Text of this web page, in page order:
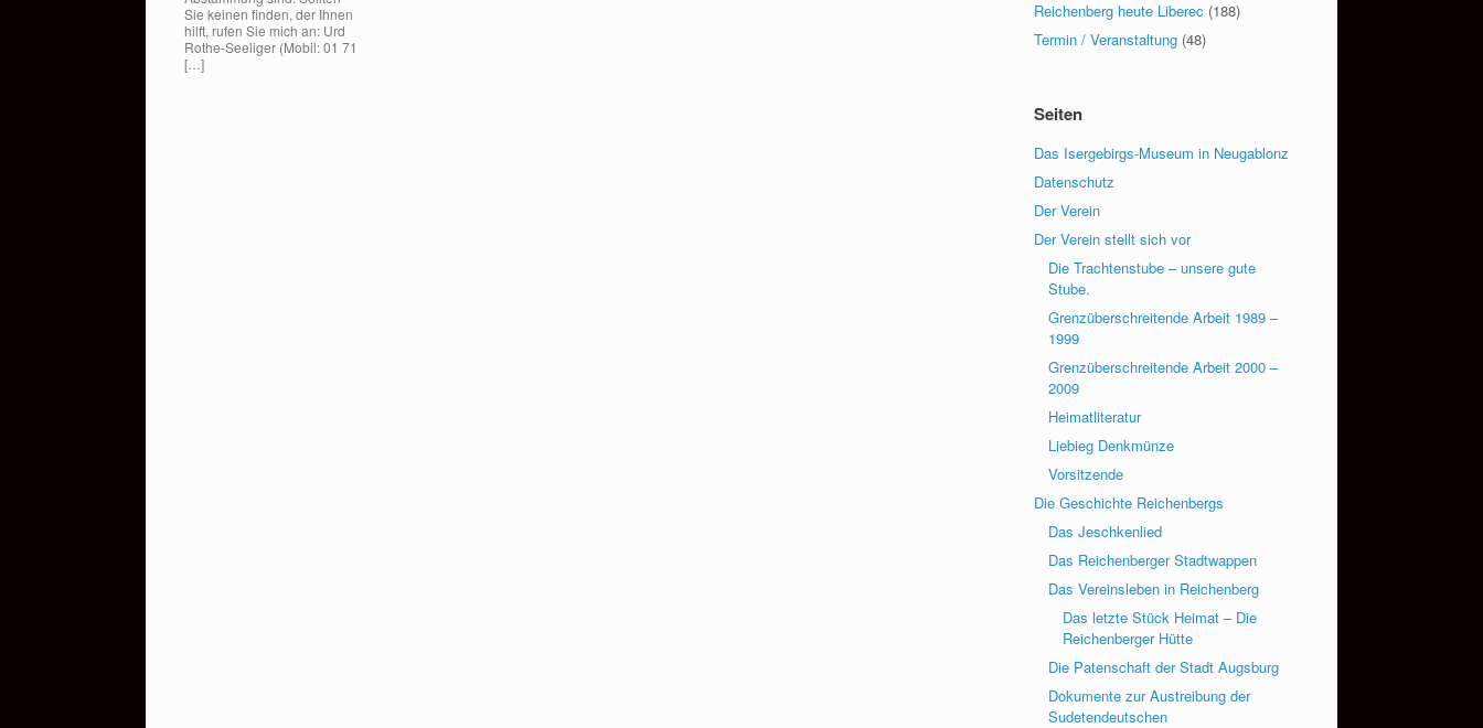
Sie keinen finden, der Ihnen
hilft, rufen Sie mich an: Urd
Rothe-Seeliger (Mobil: 01 71
[…]
Reichenberg heute Liberec (188)
Termin / Veranstaltung (48)
Seiten
Das Isergebirgs-Museum in Neugablonz
Datenschutz
Der Verein
Der Verein stellt sich vor
Die Trachtenstube – unsere gute
Stube.
Grenzüberschreitende Arbeit 1989 –
1999
Grenzüberschreitende Arbeit 2000 –
2009
Heimatliteratur
Liebieg Denkmünze
Vorsitzende
Die Geschichte Reichenbergs
Das Jeschkenlied
Das Reichenberger Stadtwappen
Das Vereinsleben in Reichenberg
Das letzte Stück Heimat – Die
Reichenberger Hütte
Die Patenschaft der Stadt Augsburg
Dokumente zur Austreibung der
Sudetendeutschen